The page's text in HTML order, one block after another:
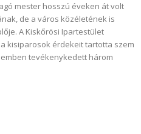
mester hosszú éveken át volt
de a város közéletének is
A Kiskőrösi Ipartestület
kisiparosok érdekeit tartotta szem
tevékenykedett három